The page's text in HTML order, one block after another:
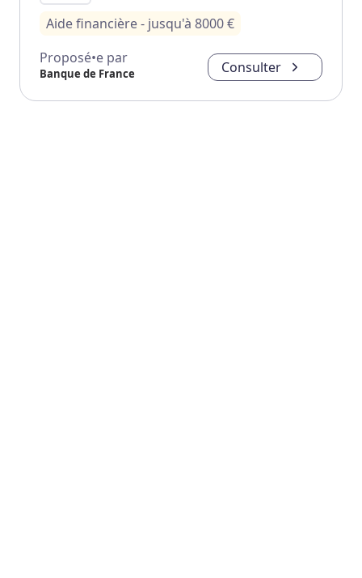
Aide financière- jusqu'à 8000€
Proposé•e par
Banque de France Consulter